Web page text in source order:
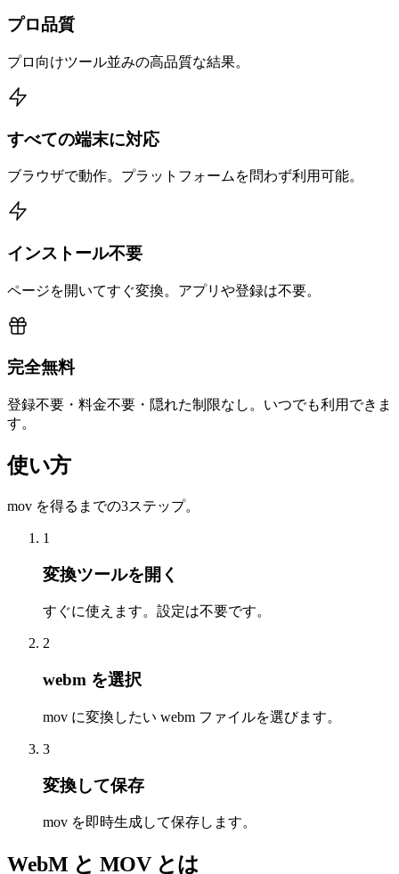
プロ品質
プロ向けツール並みの高品質な結果。
すべての端末に対応
ブラウザで動作。プラットフォームを問わず利用可能。
インストール不要
ページを開いてすぐ変換。アプリや登録は不要。
完全無料
登録不要・料金不要・隠れた制限なし。いつでも利用できま
す。
使い方
mov を得るまでの3ステップ。
1
変換ツールを開く
すぐに使えます。設定は不要です。
2
webm を選択
mov に変換したい webm ファイルを選びます。
3
変換して保存
mov を即時生成して保存します。
WebM と MOV とは